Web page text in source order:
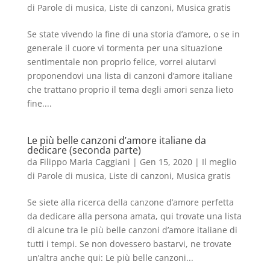
di Parole di musica, Liste di canzoni, Musica gratis
Se state vivendo la fine di una storia d’amore, o se in
generale il cuore vi tormenta per una situazione
sentimentale non proprio felice, vorrei aiutarvi
proponendovi una lista di canzoni d’amore italiane
che trattano proprio il tema degli amori senza lieto
fine....
Le più belle canzoni d’amore italiane da
dedicare (seconda parte)
da Filippo Maria Caggiani | Gen 15, 2020| Il meglio
di Parole di musica, Liste di canzoni, Musica gratis
Se siete alla ricerca della canzone d’amore perfetta
da dedicare alla persona amata, qui trovate una lista
di alcune tra le più belle canzoni d’amore italiane di
tutti i tempi. Se non dovessero bastarvi, ne trovate
un’altra anche qui: Le più belle canzoni...